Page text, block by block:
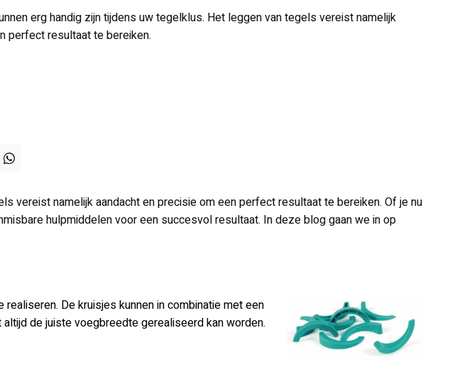
erg handig zijn tijdens uw tegelklus. Het leggen van tegels vereist namelijk
perfect resultaat te bereiken.
vereist namelijk aandacht en precisie om een perfect resultaat te bereiken. Of je nu
hulpmiddelen voor een succesvol resultaat. In deze blog gaan we in op
De kruisjes kunnen in combinatie met een
de juiste voegbreedte gerealiseerd kan worden.